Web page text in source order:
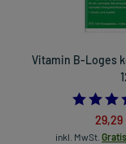
Vitamin B-Loges
29,29
inkl. MwSt.